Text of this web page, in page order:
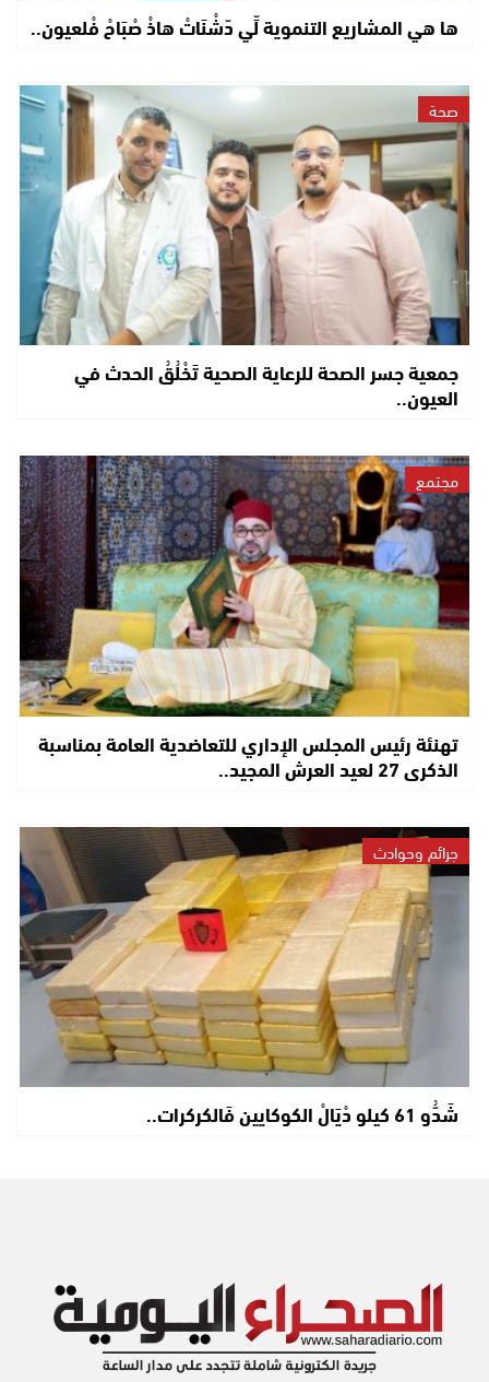
ها هي المشاريع التنموية لِّي دّشْنَاتْ هاذْ صْبَاحْ فْلعيون..
صحة
جمعية جسر الصحة للرعاية الصحية تَخْلُقُ الحدث في
العيون..
مجتمع
تهنئة رئيس المجلس الإداري للتعاضدية العامة بمناسبة
الذكرى 27 لعيد العرش المجيد..
جرائم وحوادث
شَدُّو 61 كيلو دْيَالْ الكوكايين فَالكركرات..